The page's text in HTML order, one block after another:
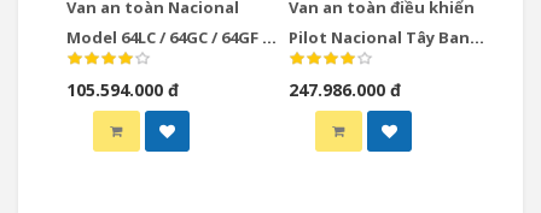
Van an toàn Nacional
Model 64LC / 64GC / 64GF /
64LF
105.594.000 đ
Van an toàn điều khiển
Pilot Nacional Tây Ban
Nha
247.986.000 đ